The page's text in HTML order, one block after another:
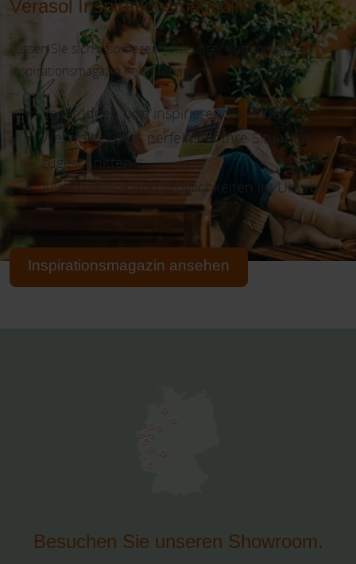
Verasol Inspirationsmagazin
Lassen Sie sich inspirieren! Jetzt unser kostenloses
Inspirationsmagazin herunterladen!
Voller Ideen und inspirierender Bilder
Wertvolle Tipps, perfekt auf Ihre Situation
zugeschnitten
Alle Produkte und Möglichkeiten im Überblick
Inspirationsmagazin ansehen
Besuchen Sie unseren Showroom.